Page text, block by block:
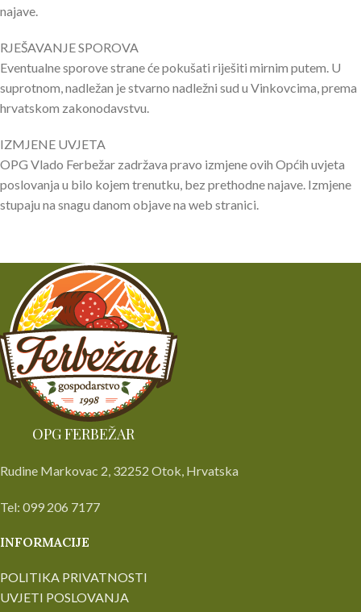
najave.
RJEŠAVANJE SPOROVA
Eventualne sporove strane će pokušati riješiti mirnim putem. U
suprotnom, nadležan je stvarno nadležni sud u Vinkovcima, prema
hrvatskom zakonodavstvu.
IZMJENE UVJETA
OPG Vlado Ferbežar zadržava pravo izmjene ovih Općih uvjeta
poslovanja u bilo kojem trenutku, bez prethodne najave. Izmjene
stupaju na snagu danom objave na web stranici.
OPG FERBEŽAR
Rudine Markovac 2, 32252 Otok, Hrvatska
Tel: 099 206 7177
INFORMACIJE
POLITIKA PRIVATNOSTI
UVJETI POSLOVANJA